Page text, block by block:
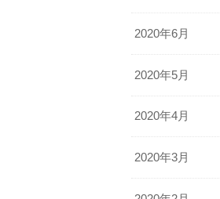
2020年6月
2020年5月
2020年4月
2020年3月